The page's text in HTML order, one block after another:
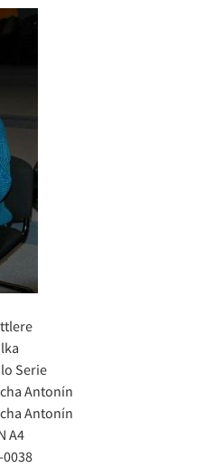
Serie
Antonín
Antonín
A4
0038